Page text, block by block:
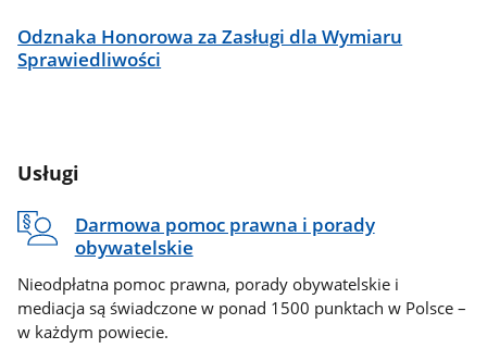
Odznaka Honorowa za Zasługi dla Wymiaru
Sprawiedliwości
Usługi
Darmowa pomoc prawna i porady
obywatelskie
Nieodpłatna pomoc prawna, porady obywatelskie i
mediacja są świadczone w ponad 1500 punktach w Polsce –
w każdym powiecie.